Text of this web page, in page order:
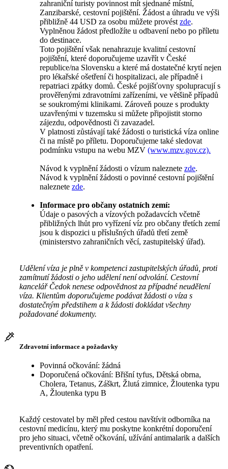
zahraniční turisty povinnost mít sjednané místní,
Zanzibarské, cestovní pojištění. Žádost a úhradu ve výši
přibližně 44 USD za osobu můžete provést zde.
Vyplněnou žádost předložíte u odbavení nebo po příletu
do destinace.
Toto pojištění však nenahrazuje kvalitní cestovní
pojištění, které doporučujeme uzavřít v České
republice/na Slovensku a které má dostatečné krytí nejen
pro lékařské ošetření či hospitalizaci, ale případně i
repatriaci zpátky domů. České pojišťovny spolupracují s
prověřenými zdravotními zařízeními, ve většině případů
se soukromými klinikami. Zároveň pouze s produkty
uzavřenými v tuzemsku si můžete připojistit storno
zájezdu, odpovědnosti či zavazadel.
V platnosti zůstávají také žádosti o turistická víza online
či na místě po příletu. Doporučujeme také sledovat
podmínku vstupu na webu MZV (www.mzv.gov.cz).
Návod k vyplnění žádosti o vízum naleznete zde.
Návod k vyplnění žádosti o povinné cestovní pojištění
naleznete zde.
Informace pro občany ostatních zemí:
Údaje o pasových a vízových požadavcích včetně
přibližných lhůt pro vyřízení víz pro občany třetích zemí
jsou k dispozici u příslušných úřadů třetí země
(ministerstvo zahraničních věcí, zastupitelský úřad).
Udělení víza je plně v kompetenci zastupitelských úřadů, proti
zamítnutí žádosti o jeho udělení není odvolání. Cestovní
kancelář Čedok nenese odpovědnost za případné neudělení
víza. Klientům doporučujeme podávat žádosti o víza s
dostatečným předstihem a k žádosti dokládat všechny
požadované dokumenty.
Zdravotní informace a požadavky
Povinná očkování: žádná
Doporučená očkování: Břišní tyfus, Dětská obrna,
Cholera, Tetanus, Záškrt, Žlutá zimnice, Žloutenka typu
A, Žloutenka typu B
Každý cestovatel by měl před cestou navštívit odborníka na
cestovní medicínu, který mu poskytne konkrétní doporučení
pro jeho situaci, včetně očkování, užívání antimalarik a dalších
preventivních opatření.